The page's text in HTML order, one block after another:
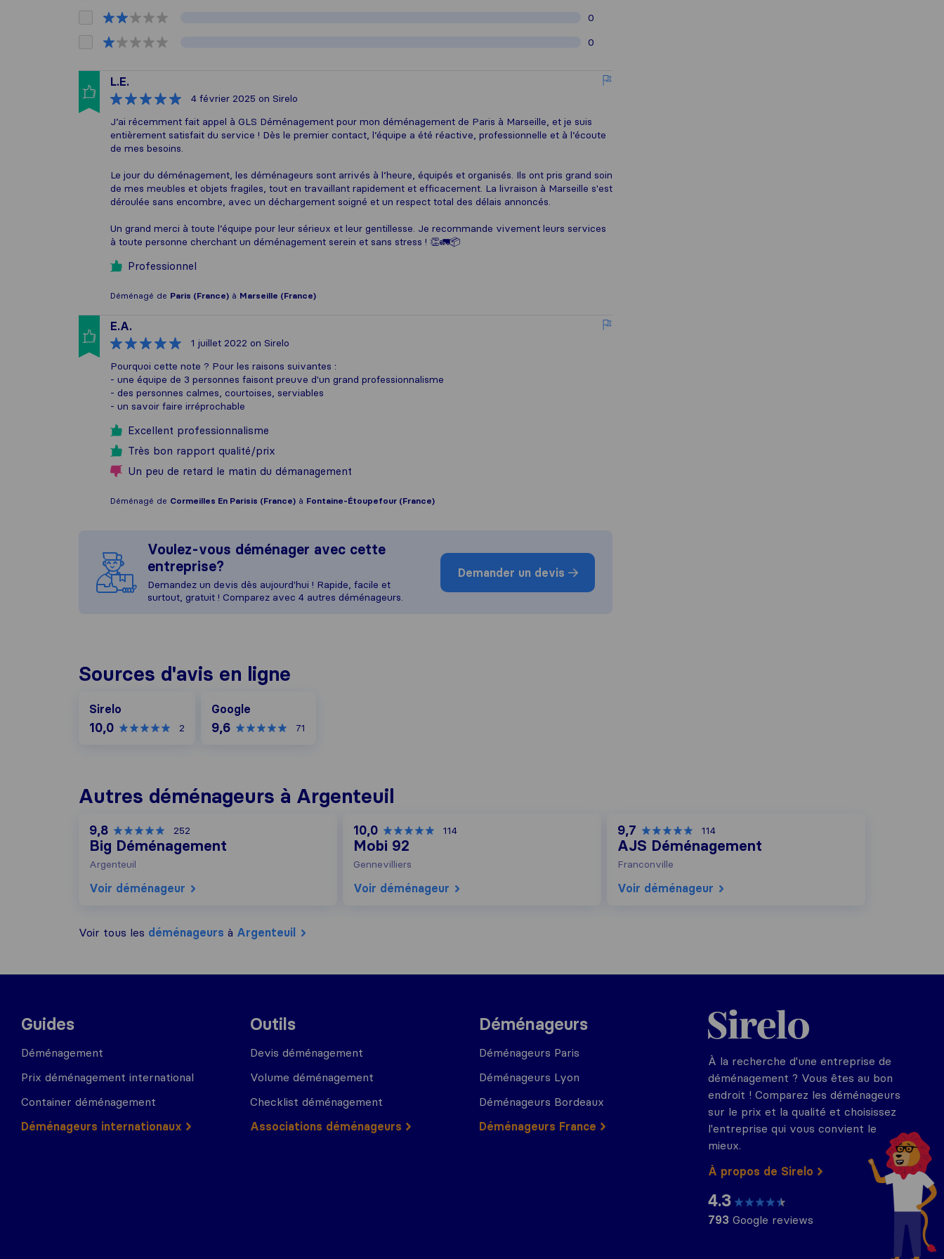
0
0
L.E.
4 février 2025 on Sirelo
J’ai récemment fait appel à GLS Déménagement pour mon déménagement de Paris à Marseille, et je suis
entièrement satisfait du service ! Dès le premier contact, l’équipe a été réactive, professionnelle et à l’écoute
de mes besoins.
Le jour du déménagement, les déménageurs sont arrivés à l’heure, équipés et organisés. Ils ont pris grand soin
de mes meubles et objets fragiles, tout en travaillant rapidement et efficacement. La livraison à Marseille s'est
déroulée sans encombre, avec un déchargement soigné et un respect total des délais annoncés.
Un grand merci à toute l’équipe pour leur sérieux et leur gentillesse. Je recommande vivement leurs services
à toute personne cherchant un déménagement serein et sans stress ! 👏🚛📦
Professionnel
Déménagé de Paris (France) à Marseille (France)
E.A.
1 juillet 2022 on Sirelo
Pourquoi cette note ? Pour les raisons suivantes :
- une équipe de 3 personnes faisont preuve d'un grand professionnalisme
- des personnes calmes, courtoises, serviables
- un savoir faire irréprochable
Excellent professionnalisme
Très bon rapport qualité/prix
Un peu de retard le matin du démanagement
Déménagé de Cormeilles En Parisis (France) à Fontaine-Étoupefour (France)
Voulez-vous déménager avec cette
entreprise?
Demandez un devis dès aujourd'hui ! Rapide, facile et
surtout, gratuit ! Comparez avec 4 autres déménageurs.
Demander un devis
Sources d'avis en ligne
Sirelo
10,0 2
Google
9,6 71
Autres déménageurs à Argenteuil
9,8 252
Big Déménagement
Argenteuil
Voir déménageur
10,0 114
Mobi 92
Gennevilliers
Voir déménageur
9,7 114
AJS Déménagement
Franconville
Voir déménageur
Voir tous les déménageurs à Argenteuil
Guides
Déménagement
Prix déménagement international
Container déménagement
Déménageurs internationaux
Outils
Devis déménagement
Volume déménagement
Checklist déménagement
Associations déménageurs
Déménageurs
Déménageurs Paris
Déménageurs Lyon
Déménageurs Bordeaux
Déménageurs France
Sirelo.fr
À la recherche d'une entreprise de
déménagement ? Vous êtes au bon
endroit ! Comparez les déménageurs
sur le prix et la qualité et choisissez
l'entreprise qui vous convient le
mieux.
À propos de Sirelo
4.3
793 Google reviews